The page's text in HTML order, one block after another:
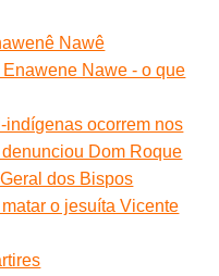
Nawê
Nawe - o que
indígenas ocorrem nos
Dom Roque
dos Bispos
o jesuíta Vicente